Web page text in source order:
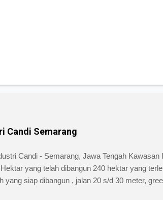
Candi Semarang
Candi - Semarang, Jawa Tengah Kawasan
yang telah dibangun 240 hektar yang
siap dibangun , jalan 20 s/d 30 meter,